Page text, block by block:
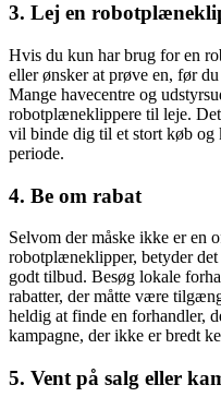
3. Lej en
Hvis du kun har brug for en
eller ønsker at prøve en, før
Mange havecentre og
robotplæneklippere til leje.
vil binde dig til et stort køb og
periode.
4. Be om rabat
Selvom der måske ikke er en
robotplæneklipper, betyder
godt tilbud. Besøg lokale
rabatter, der måtte være
heldig at finde en forhandler,
kampagne, der ikke er bredt
5. Vent på salg eller